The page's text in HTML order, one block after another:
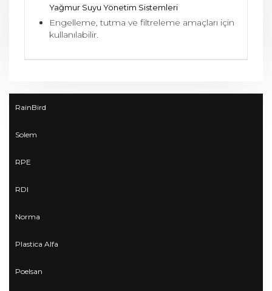
Yağmur Suyu Yönetim Sistemleri
Engelleme, tutma ve filtreleme amaçları için
kullanılabilir.
RainBird
Solem
RPE
RDI
Norma
Plastica Alfa
Poelsan